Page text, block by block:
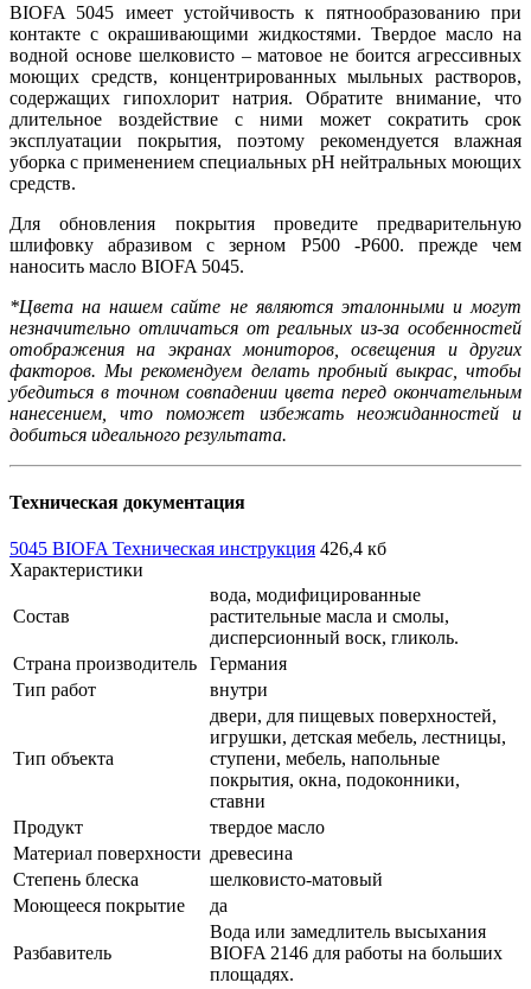
BIOFA 5045 имеет устойчивость к пятнообразованию при
контакте с окрашивающими жидкостями. Твердое масло на
водной основе шелковисто – матовое не боится агрессивных
моющих средств, концентрированных мыльных растворов,
содержащих гипохлорит натрия. Обратите внимание, что
длительное воздействие с ними может сократить срок
эксплуатации покрытия, поэтому рекомендуется влажная
уборка с применением специальных pH нейтральных моющих
средств.
Для обновления покрытия проведите предварительную
шлифовку абразивом с зерном Р500 -Р600. прежде чем
наносить масло BIOFA 5045.
*Цвета на нашем сайте не являются эталонными и могут
незначительно отличаться от реальных из-за особенностей
отображения на экранах мониторов, освещения и других
факторов. Мы рекомендуем делать пробный выкрас, чтобы
убедиться в точном совпадении цвета перед окончательным
нанесением, что поможет избежать неожиданностей и
добиться идеального результата.
Техническая документация
5045 BIOFA Техническая инструкция 426,4 кб
Характеристики
Состав
вода, модифицированные
растительные масла и смолы,
дисперсионный воск, гликоль.
Страна производитель
Германия
Тип работ
внутри
Тип объекта
двери, для пищевых поверхностей,
игрушки, детская мебель, лестницы,
ступени, мебель, напольные
покрытия, окна, подоконники,
ставни
Продукт
твердое масло
Материал поверхности древесина
Степень блеска
шелковисто-матовый
Моющееся покрытие
да
Разбавитель
Вода или замедлитель высыхания
BIOFA 2146 для работы на больших
площадях.